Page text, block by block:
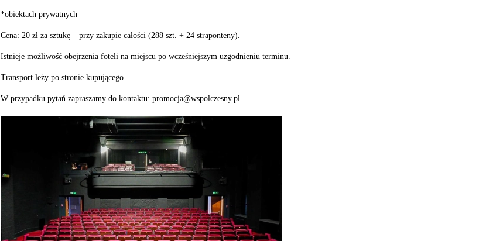
*obiektach prywatnych
Cena: 20 zł za sztukę – przy zakupie całości (288 szt. + 24 straponteny).
Istnieje możliwość obejrzenia foteli na miejscu po wcześniejszym uzgodnieniu terminu.
Transport leży po stronie kupującego.
W przypadku pytań zapraszamy do kontaktu: promocja@wspolczesny.pl